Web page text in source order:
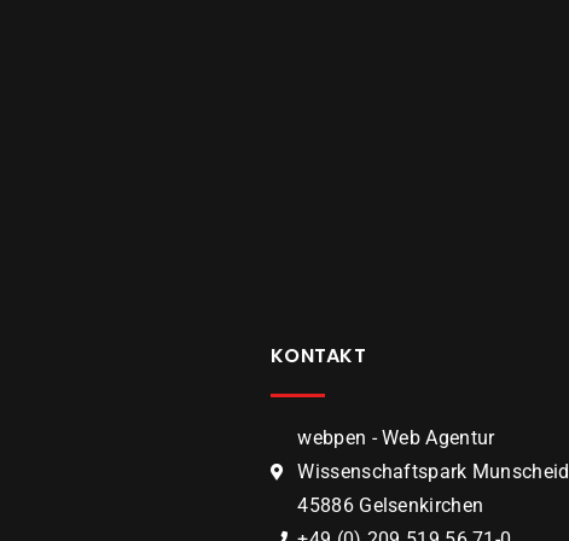
KONTAKT
webpen - Web Agentur
Wissenschaftspark
45886 Gelsenkirchen